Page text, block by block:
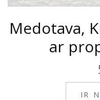
Medotava,
ar
IR